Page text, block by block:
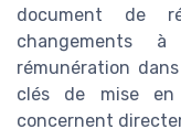
document de
changements
rémunération
clés de mise
concernent